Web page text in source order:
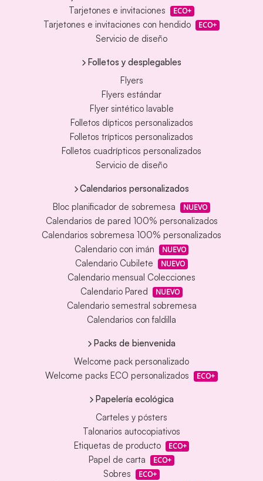
Tarjetones e invitaciones
ECO+
Tarjetones e invitaciones con hendido ECO+
Servicio de diseño
Folletos y desplegables
Flyers
Flyers estándar
Flyer sintético lavable
Folletos dípticos personalizados
Folletos trípticos personalizados
Folletos cuadrípticos personalizados
Servicio de diseño
Calendarios personalizados
Bloc planificador de sobremesa
NUEVO
Calendarios de pared 100% personalizados
Calendarios sobremesa 100% personalizados
Calendario con imán
NUEVO
Calendario Cubilete NUEVO
Calendario mensual Colecciones
Calendario Pared
NUEVO
Calendario semestral sobremesa
Calendarios con faldilla
Packs de bienvenida
Welcome pack personalizado
Welcome packs ECO personalizados
ECO+
Papelería ecológica
Carteles y pósters
Talonarios autocopiativos
Etiquetas de producto
ECO+
Papel de carta ECO+
Sobres ECO+